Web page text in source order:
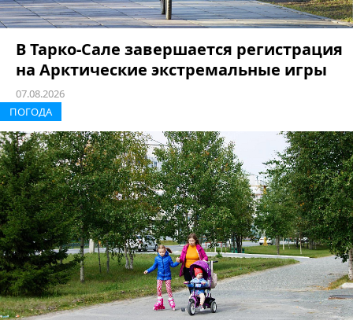
В Тарко-Сале завершается регистрация
на Арктические экстремальные игры
07.08.2026
ПОГОДА